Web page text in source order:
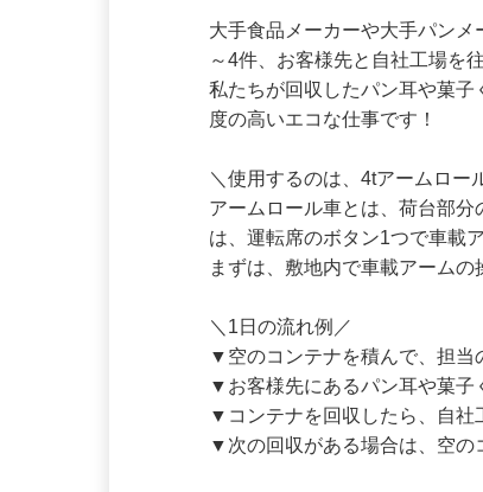
大手食品メーカーや大手パン
～4件、お客様先と自社工場を
私たちが回収したパン耳や菓
＼使用するのは、4tアームロ
アームロール車とは、荷台部
は、運転席のボタン1つで車載
＼1日の流れ例／
▼空のコンテナを積んで、担
▼お客様先にあるパン耳や菓子
▼コンテナを回収したら、自